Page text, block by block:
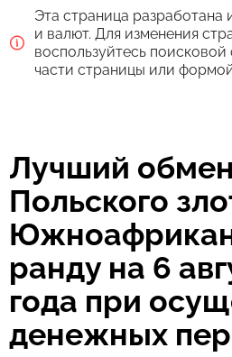
Быстрый
438.81 ZAR
Эта страница разработана
и валют. Для изменения
воспользуйтесь
части страницы или
Лучший
Польского
ранду на 6
года при
денежных